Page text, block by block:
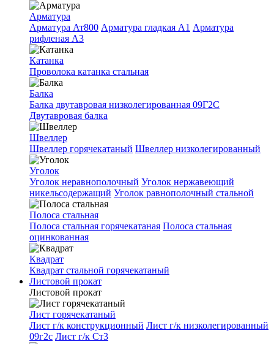
Арматура
Арматура Ат800 Арматура гладкая A1 Арматура
рифленая A3
Катанка
Проволока катанка стальная
Балка
Балка двутавровая низколегированная 09Г2С
Двутавровая балка
Швеллер
Швеллер горячекатаный Швеллер низколегированный
Уголок
Уголок неравнополочный Уголок нержавеющий
никельсодержащий Уголок равнополочный стальной
Полоса стальная
Полоса стальная горячекатаная Полоса стальная
оцинкованная
Квадрат
Квадрат стальной горячекатаный
Листовой прокат
Листовой прокат
Лист горячекатаный
Лист г/к конструкционный Лист г/к низколегированный
09г2с Лист г/к Ст3